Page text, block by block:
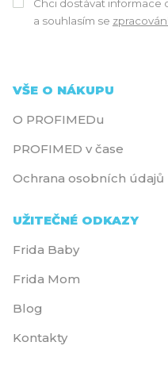
Chci dostávat informace
a souhlasím se
VŠE O NÁKUPU
O PROFIMEDu
PROFIMED v čase
Ochrana osobních údajů
UŽITEČNÉ ODKAZY
Frida Baby
Frida Mom
Blog
Kontakty